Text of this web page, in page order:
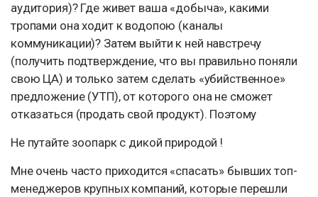
аудитория)? Где живет ваша «добыча», какими
тропами она ходит к водопою (каналы
коммуникации)? Затем выйти к ней навстречу
(получить подтверждение, что вы правильно поняли
свою ЦА) и только затем сделать «убийственное»
предложение (УТП), от которого она не сможет
отказаться (продать свой продукт). Поэтому
Не путайте зоопарк с дикой природой !
Мне очень часто приходится «спасать» бывших топ-
менеджеров крупных компаний, которые перешли